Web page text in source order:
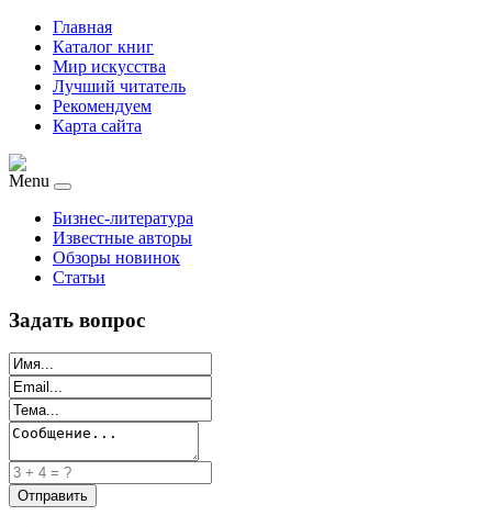
Главная
Каталог книг
Мир искусства
Лучший читатель
Рекомендуем
Карта сайта
Menu
Бизнес-литература
Известные авторы
Обзоры новинок
Статьи
Задать вопрос